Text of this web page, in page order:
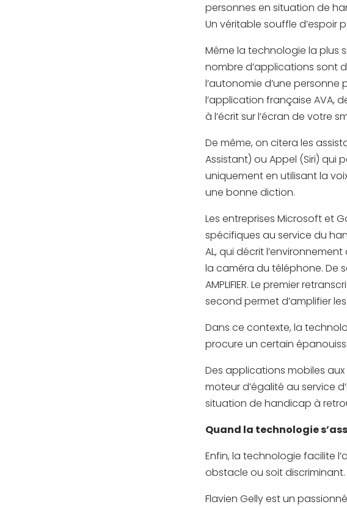
personnes en situation de
Un véritable souffle d’espoir
Même la technologie la plus
nombre d’applications sont
l’autonomie d’une personne
l’application française AVA,
à l’écrit sur l’écran de votre
De même, on citera les
Assistant) ou Appel (Siri) qui
uniquement en utilisant la
une bonne diction.
Les entreprises Microsoft et
spécifiques au service du
AL, qui décrit
la caméra du téléphone. De
AMPLIFIER. Le premier
second permet d’amplifier
Dans ce contexte, la
procure un certain
Des applications mobiles
moteur d’égalité au service
situation de handicap à
Quand la technologie
Enfin, la technologie facilite
obstacle ou soit discriminant.
Flavien Gelly est un